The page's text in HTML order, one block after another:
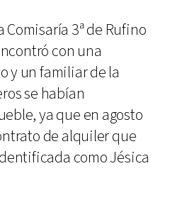
3ª de Rufino
con una
y un familiar de la
se habían
ya que en agosto
de alquiler que
como Jésica